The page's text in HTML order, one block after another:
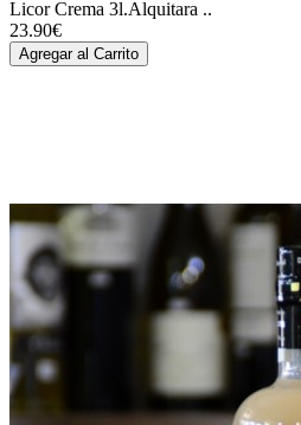
Licor Crema 3l.Alquitara ..
23.90€